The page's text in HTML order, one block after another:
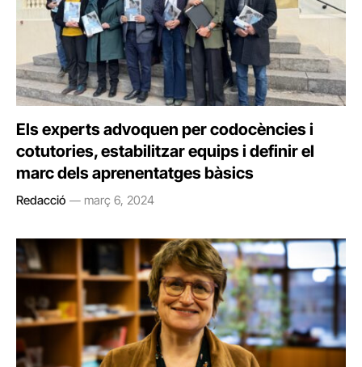
Els experts advoquen per codocències i
cotutories, estabilitzar equips i definir el
marc dels aprenentatges bàsics
Redacció març 6, 2024